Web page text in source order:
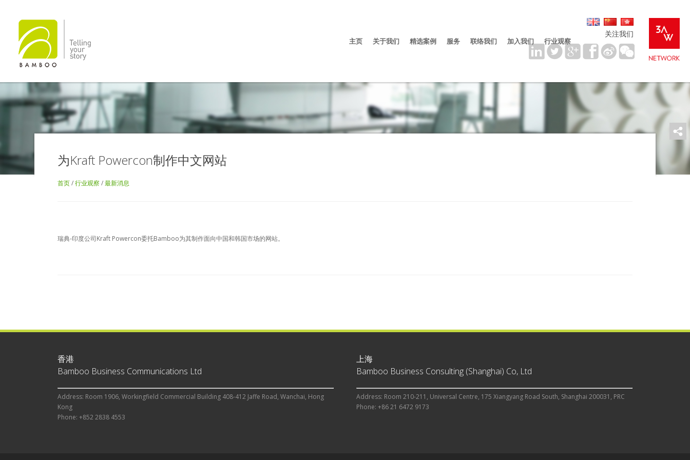
主页 关于我们 精选案例 服务 联络我们 加入我们 行业观察
关注我们
为Kraft Powercon制作中文网站
首页/行业观察 /最新消息
瑞典-印度公司Kraft Powercon委托Bamboo为其制作面向中国和韩国市场的网站。
香港
Bamboo Business Communications Ltd
Address: Room 1906, Workingfield Commercial Building 408-412 Jaffe Road, Wanchai, Hong
Kong
Phone: +852 2838 4553
上海
Bamboo Business Consulting (Shanghai) Co, Ltd
Address: Room 210-211, Universal Centre, 175 Xiangyang Road South, Shanghai 200031, PRC
Phone: +86 21 6472 9173